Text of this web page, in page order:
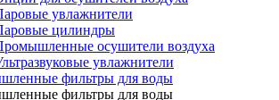
увлажнители
цилиндры
осушители воздуха
увлажнители
фильтры для воды
фильтры для воды